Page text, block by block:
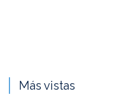
Más vistas